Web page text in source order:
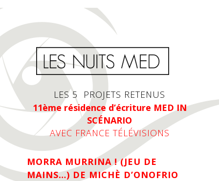
LES 5 PROJETS RETENUS
11ème résidence d’écriture MED IN
SCÉNARIO
AVEC FRANCE TÉLÉVISIONS
MORRA MURRINA ! (JEU DE
MAINS…) DE MICHÈ D’ONOFRIO